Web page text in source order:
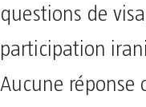
questions de
participation
Aucune réponse